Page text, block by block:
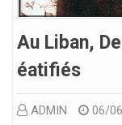
Au Liban,
Éatifiés
ADMIN 06/